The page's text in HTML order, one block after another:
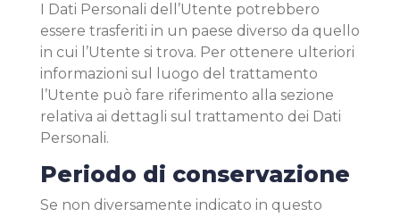
I Dati Personali dell’Utente potrebbero
essere trasferiti in un paese diverso da quello
in cui l’Utente si trova. Per ottenere ulteriori
informazioni sul luogo del trattamento
l’Utente può fare riferimento alla sezione
relativa ai dettagli sul trattamento dei Dati
Personali.
Periodo di conservazione
Se non diversamente indicato in questo